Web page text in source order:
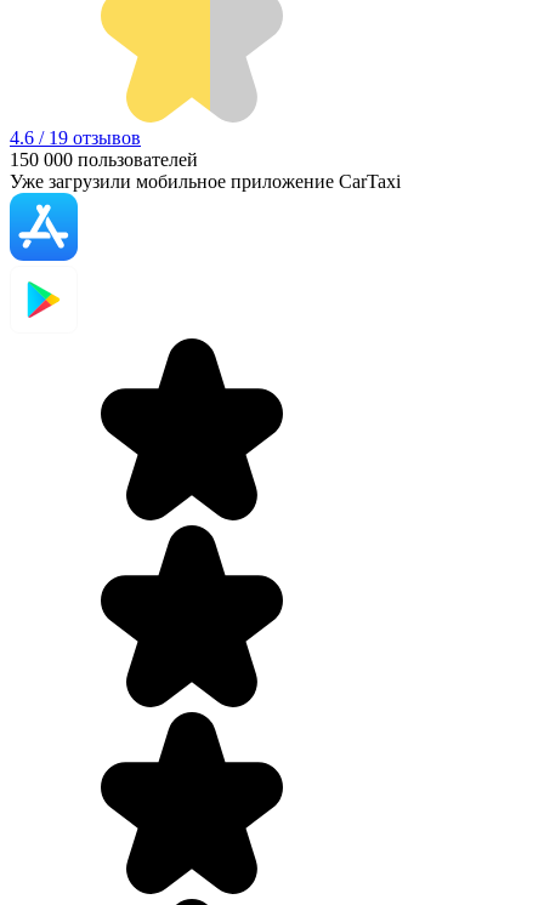
4.6 / 19 отзывов
150 000 пользователей
Уже загрузили мобильное приложение CarTaxi